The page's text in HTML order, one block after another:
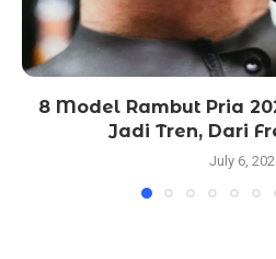
8 Model Rambut Pria
Jadi Tren, Dari
July 6,